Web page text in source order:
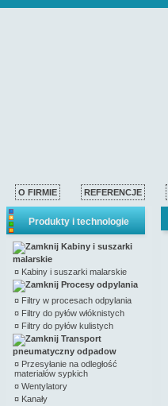
O FIRMIE REFERENCJE
Produkty i technologie
Kabiny i suszarki
malarskie
¤ Kabiny i suszarki malarskie
Procesy odpylania
¤ Filtry w procesach odpylania
¤ Filtry do pyłów włóknistych
¤ Filtry do pyłów kulistych
Transport
pneumatyczny odpadow
¤ Przesyłanie na odległość
materiałów sypkich
¤ Wentylatory
¤ Kanały